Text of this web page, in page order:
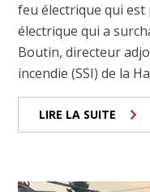
feu électrique qui est
électrique qui a
Boutin, directeur
incendie (SSI) de la
LIRE LA SUITE